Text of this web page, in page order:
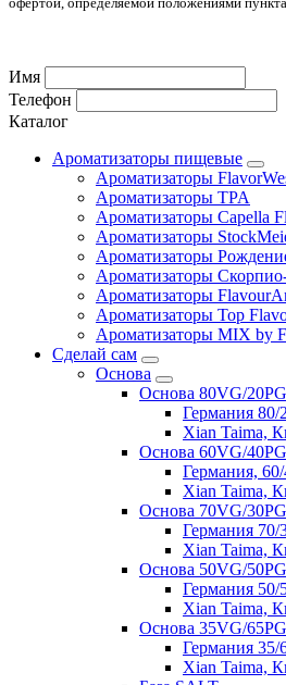
Имя
Телефон
Каталог
Ароматизаторы пищевые
Ароматизаторы
Ароматизаторы TPA
Ароматизаторы Capella
Ароматизаторы
Ароматизаторы
Ароматизаторы
Ароматизаторы
Ароматизаторы Top
Ароматизаторы MIX by
Сделай сам
Основа
Основа 80VG/
Германия 80/
Xian Taima,
Основа 60VG/
Германия,
Xian Taima,
Основа 70VG/
Германия 70/
Xian Taima,
Основа 50VG/
Германия 50/
Xian Taima,
Основа 35VG/
Германия 35/
Xian Taima,